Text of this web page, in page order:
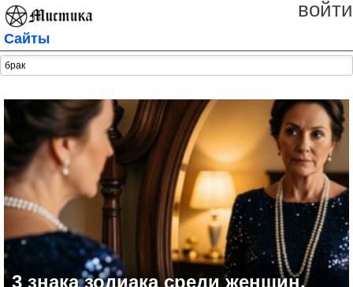
войти
Сайты
3 знака зодиака среди женщин,